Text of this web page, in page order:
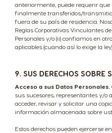
anteriormente, puede requerir que
finalmente transferidos/
fuera de su país de residencia.
Reglas Corporativas Vinculantes
Personales y/o (ii) confiamos en
aplicables (cuando así lo exige la ley).
9. SUS DERECHOS SOBRE
Acceso a sus Datos Personales.
sus sucesores, representantes y/o
acceder, revisar y solicitar una
información almacenada sobre
Estos derechos pueden ejercerse
Peru
Spanish
Polish
Republic of
Ireland
English